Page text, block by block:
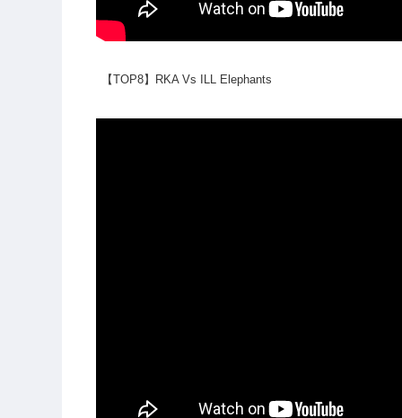
【TOP8】RKA Vs ILL Elephants